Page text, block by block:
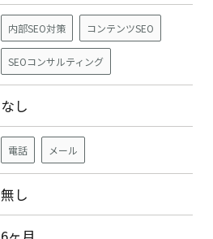
内部SEO対策 コンテンツSEO
SEOコンサルティング
なし
電話 メール
無し